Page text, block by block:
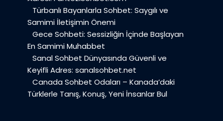
Türbanlı Bayanlarla Sohbet: Saygılı ve
Samimi İletişimin Önemi
Gece Sohbeti: Sessizliğin İçinde Başlayan
En Samimi Muhabbet
Sanal Sohbet Dünyasında Güvenli ve
Keyifli Adres: sanalsohbet.net
Canada Sohbet Odaları – Kanada’daki
Türklerle Tanış, Konuş, Yeni İnsanlar Bul